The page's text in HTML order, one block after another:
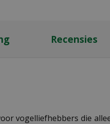
Recensies
vogelliefhebbers die